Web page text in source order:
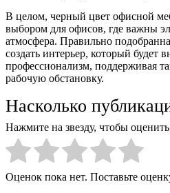
В целом, черный цвет офисной
выбором для офисов, где важны
атмосфера. Правильно
создать интерьер, который будет
профессионализм, поддерживая
рабочую обстановку.
Насколько
Нажмите на звезду, чтобы
Оценок пока нет. Поставьте